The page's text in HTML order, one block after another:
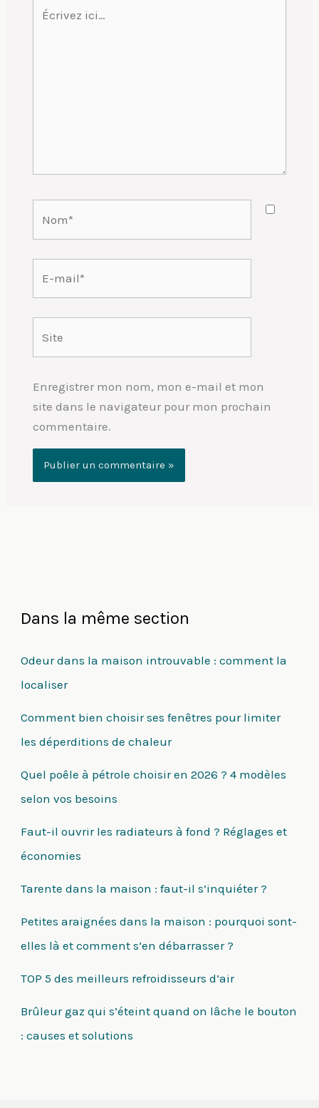
Enregistrer mon nom, mon e-mail et mon
site dans le navigateur pour mon prochain
commentaire.
Dans la même section
Odeur dans la maison introuvable : comment la
localiser
Comment bien choisir ses fenêtres pour limiter
les déperditions de chaleur
Quel poêle à pétrole choisir en 2026 ? 4 modèles
selon vos besoins
Faut-il ouvrir les radiateurs à fond ? Réglages et
économies
Tarente dans la maison : faut-il s’inquiéter ?
Petites araignées dans la maison : pourquoi sont-
elles là et comment s’en débarrasser ?
TOP 5 des meilleurs refroidisseurs d’air
Brûleur gaz qui s’éteint quand on lâche le bouton
: causes et solutions